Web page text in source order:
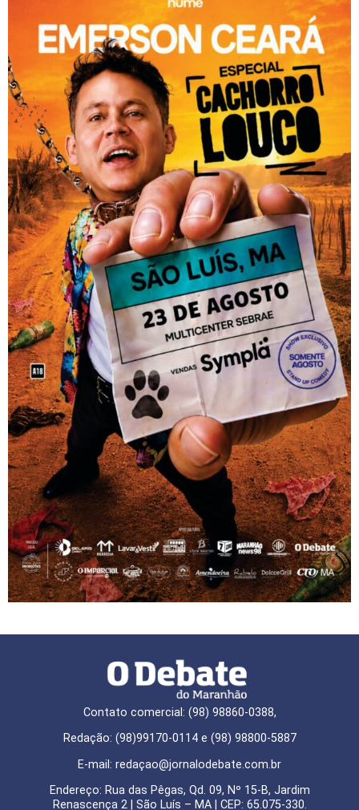
Contato comercial: (98) 98860-0388,
Redação: (98)99170-0114 e (98) 98800-5887
E-mail: redaçao@jornalodebate.com.br
Endereço: Rua das Pêgas, Qd. 09, Nº 15-B, Jardim
Renascença 2 | São Luís – MA | CEP: 65.075-330.